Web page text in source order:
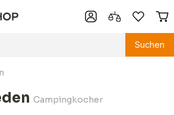
Suchen
Campingkocher